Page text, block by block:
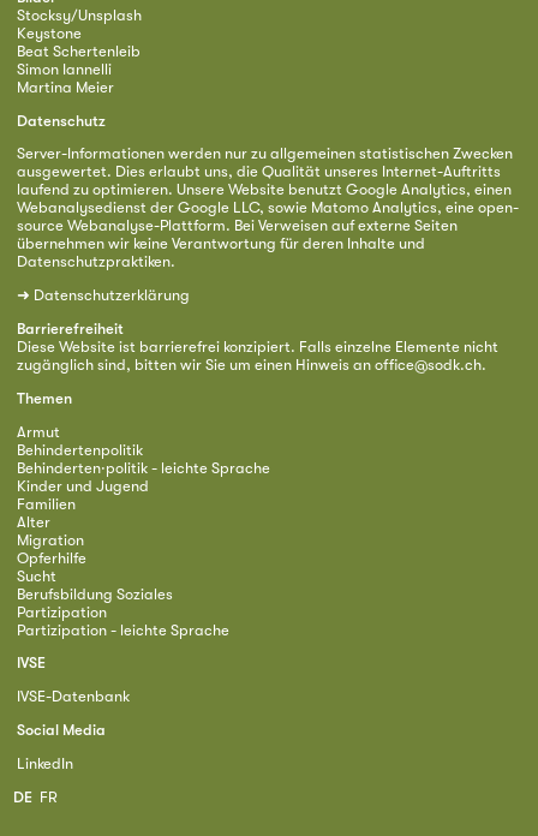
Stocksy/Unsplash
Keystone
Beat Schertenleib
Simon Iannelli
Martina Meier
Datenschutz
Server-Informationen werden nur zu allgemeinen statistischen Zwecken
ausgewertet. Dies erlaubt uns, die Qualität unseres Internet-Auftritts
laufend zu optimieren. Unsere Website benutzt Google Analytics, einen
Webanalysedienst der Google LLC, sowie Matomo Analytics, eine open-
source Webanalyse-Plattform. Bei Verweisen auf externe Seiten
übernehmen wir keine Verantwortung für deren Inhalte und
Datenschutzpraktiken.
➜ Datenschutzerklärung
Barrierefreiheit
Diese Website ist barrierefrei konzipiert. Falls einzelne Elemente nicht
zugänglich sind, bitten wir Sie um einen Hinweis an office@sodk.ch.
Themen
Armut
Behindertenpolitik
Behinderten·politik - leichte Sprache
Kinder und Jugend
Familien
Alter
Migration
Opferhilfe
Sucht
Berufsbildung Soziales
Partizipation
Partizipation - leichte Sprache
IVSE
IVSE-Datenbank
Social Media
LinkedIn
DE FR